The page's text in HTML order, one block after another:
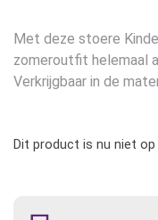
Met deze stoere
zomeroutfit helemaal
Verkrijgbaar in de
Dit product is nu niet